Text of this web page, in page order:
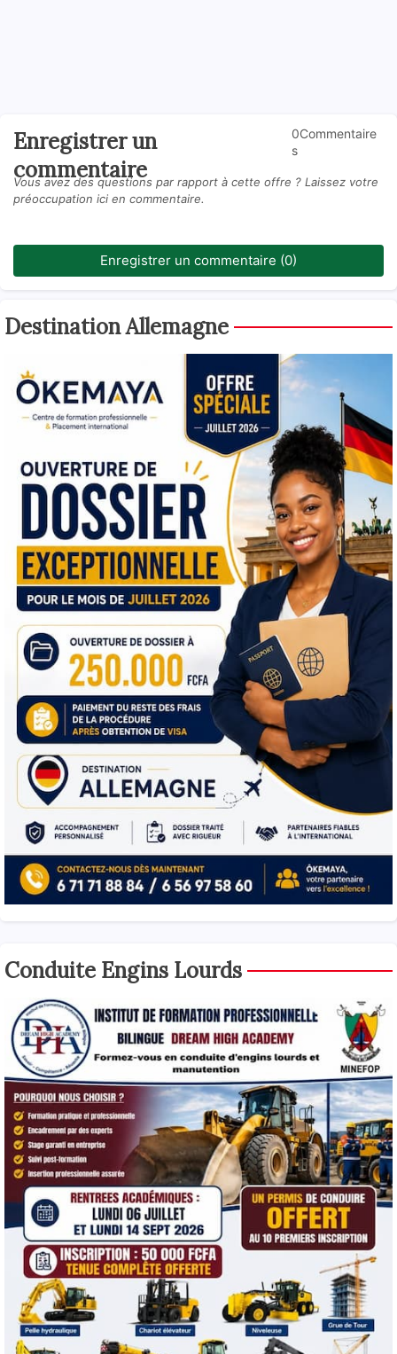
Enregistrer un
commentaire
0Commentaire
s
Vous avez des questions par rapport à cette offre ? Laissez votre
préoccupation ici en commentaire.
Enregistrer un commentaire (0)
Destination Allemagne
Conduite Engins Lourds